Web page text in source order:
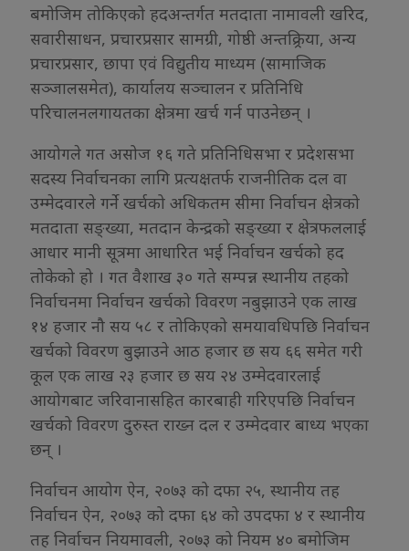
बमोजिम तोकिएको हदअन्तर्गत मतदाता नामावली खरिद,
सवारीसाधन, प्रचारप्रसार सामग्री, गोष्ठी अन्तक्र्रिया, अन्य
प्रचारप्रसार, छापा एवं विद्युतीय माध्यम (सामाजिक
सञ्जालसमेत), कार्यालय सञ्चालन र प्रतिनिधि
परिचालनलगायतका क्षेत्रमा खर्च गर्न पाउनेछन् ।
आयोगले गत असोज १६ गते प्रतिनिधिसभा र प्रदेशसभा
सदस्य निर्वाचनका लागि प्रत्यक्षतर्फ राजनीतिक दल वा
उम्मेदवारले गर्ने खर्चको अधिकतम सीमा निर्वाचन क्षेत्रको
मतदाता सङ्ख्या, मतदान केन्द्रको सङ्ख्या र क्षेत्रफललाई
आधार मानी सूत्रमा आधारित भई निर्वाचन खर्चको हद
तोकेको हो । गत वैशाख ३० गते सम्पन्न स्थानीय तहको
निर्वाचनमा निर्वाचन खर्चको विवरण नबुझाउने एक लाख
१४ हजार नौ सय ५८ र तोकिएको समयावधिपछि निर्वाचन
खर्चको विवरण बुझाउने आठ हजार छ सय ६६ समेत गरी
कूल एक लाख २३ हजार छ सय २४ उम्मेदवारलाई
आयोगबाट जरिवानासहित कारबाही गरिएपछि निर्वाचन
खर्चको विवरण दुरुस्त राख्न दल र उम्मेदवार बाध्य भएका
छन् ।
निर्वाचन आयोग ऐन, २०७३ को दफा २५, स्थानीय तह
निर्वाचन ऐन, २०७३ को दफा ६४ को उपदफा ४ र स्थानीय
तह निर्वाचन नियमावली, २०७३ को नियम ४० बमोजिम